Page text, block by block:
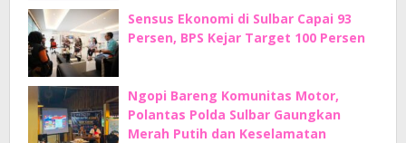
Sensus Ekonomi di Sulbar Capai 93
Persen, BPS Kejar Target 100 Persen
Ngopi Bareng Komunitas Motor,
Polantas Polda Sulbar Gaungkan
Merah Putih dan Keselamatan